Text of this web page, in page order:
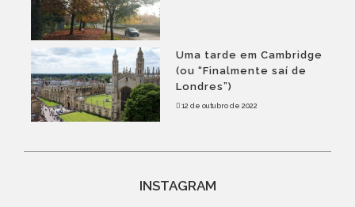
Uma tarde em Cambridge
(ou “Finalmente saí de
Londres”)
12 de outubro de 2022
INSTAGRAM